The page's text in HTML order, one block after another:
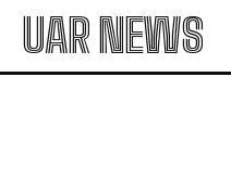
UAR NEWS